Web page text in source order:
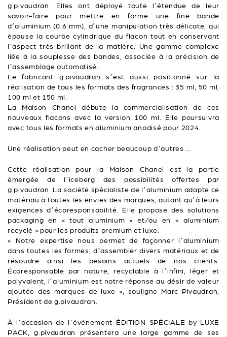
g.pivaudran. Elles ont déployé toute l’étendue de leur
savoir-faire pour mettre en forme une fine bande
d’aluminium (0.6 mm), d’une manipulation très délicate, qui
épouse la courbe cylindrique du flacon tout en conservant
l’aspect très brillant de la matière. Une gamme complexe
liée à la souplesse des bandes, associée à la précision de
l’assemblage automatisé.
Le fabricant g.pivaudran s’est aussi positionné sur la
réalisation de tous les formats des fragrances : 35 ml, 50 ml,
100 ml et 150 ml.
La Maison Chanel débute la commercialisation de ces
nouveaux flacons avec la version 100 ml. Elle poursuivra
avec tous les formats en aluminium anodisé pour 2024.
Une réalisation peut en cacher beaucoup d’autres…
Cette réalisation pour la Maison Chanel est la partie
émergée de l’iceberg des possibilités offertes par
g.pivaudran. La société spécialiste de l’aluminium adapte ce
matériau à toutes les envies des marques, autant qu’à leurs
exigences d’écoresponsabilité. Elle propose des solutions
packaging en « tout aluminium » et/ou en « aluminium
recyclé » pour les produits premium et luxe.
« Notre expertise nous permet de façonner l’aluminium
dans toutes les formes, d’assembler divers matériaux et de
résoudre ainsi les besoins actuels de nos clients.
Écoresponsable par nature, recyclable à l’infini, léger et
polyvalent, l’aluminium est notre réponse au désir de valeur
ajoutée des marques de luxe », souligne Marc Pivaudran,
Président de g.pivaudran.
À l’occasion de l’événement ÉDITION SPÉCIALE by LUXE
PACK, g.pivaudran présentera une large gamme de ses